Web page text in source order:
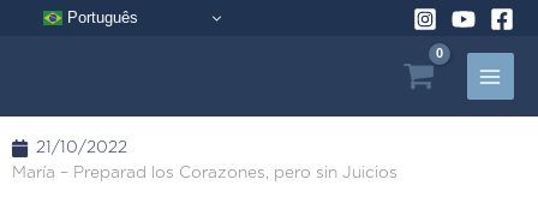
Português
21/10/2022
María – Preparad los Corazones, pero sin Juicios